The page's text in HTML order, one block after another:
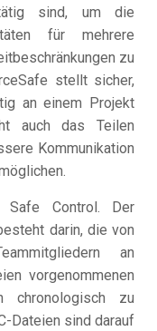
tätig sind, um die
für mehrere
zu
stellt sicher,
an einem Projekt
auch das Teilen
Kommunikation
Safe Control. Der
darin, die von
an
vorgenommenen
chronologisch zu
Dateien sind darauf